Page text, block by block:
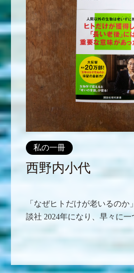
私の一冊
西野内小代
「なぜヒトだけが老いるの
談社 2024年になり、早々に一